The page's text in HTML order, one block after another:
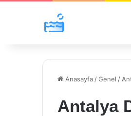
Anasayfa /Genel /
Antalya